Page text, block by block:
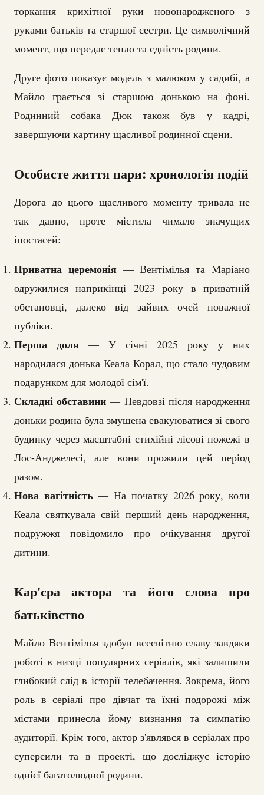
торкання крихітної руки новонародженого з
руками батьків та старшої сестри. Це символічний
момент, що передає тепло та єдність родини.
Друге фото показує модель з малюком у садибі, а
Майло грається зі старшою донькою на фоні.
Родинний собака Дюк також був у кадрі,
завершуючи картину щасливої родинної сцени.
Особисте життя пари: хронологія подій
Дорога до цього щасливого моменту тривала не
так давно, проте містила чимало значущих
іпостасей:
Приватна церемонія— Вентімілья та Маріано
одружилися наприкінці 2023 року в приватній
обстановці, далеко від зайвих очей поважної
публіки.
Перша доля — У січні 2025 року у них
народилася донька Кеала Корал, що стало чудовим
подарунком для молодої сім'ї.
Складні обставини — Невдовзі після народження
доньки родина була змушена евакуюватися зі свого
будинку через масштабні стихійні лісові пожежі в
Лос-Анджелесі, але вони прожили цей період
разом.
Нова вагітність — На початку 2026 року, коли
Кеала святкувала свій перший день народження,
подружжя повідомило про очікування другої
дитини.
Кар'єра актора та його слова про
батьківство
Майло Вентімілья здобув всесвітню славу завдяки
роботі в низці популярних серіалів, які залишили
глибокий слід в історії телебачення. Зокрема, його
роль в серіалі про дівчат та їхні подорожі між
містами принесла йому визнання та симпатію
аудиторії. Крім того, актор з'являвся в серіалах про
суперсили та в проекті, що досліджує історію
однієї багатолюдної родини.